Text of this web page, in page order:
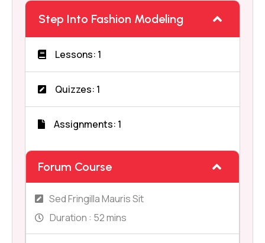
Step Into Fashion Modeling
Lessons: 1
Quizzes: 1
Assignments: 1
Forum Course
Sed Fringilla Mauris Sit
Duration : 52 mins